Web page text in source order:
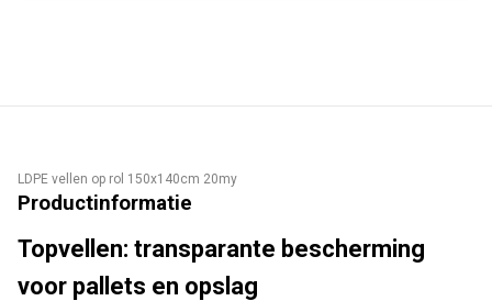
LDPE vellen op rol 150x140cm 20my
Productinformatie
Topvellen: transparante bescherming
voor pallets en opslag